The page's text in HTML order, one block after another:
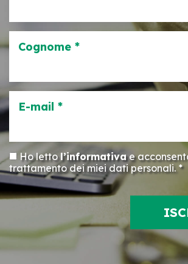
Cognome *
E-mail *
Ho lettol’informativae
trattamento dei miei dati personali. *